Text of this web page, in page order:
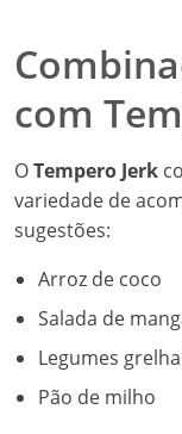
com
OTempero Jerk
variedade de
sugestões:
Arroz de coco
Salada de
Legumes
Pão de milho